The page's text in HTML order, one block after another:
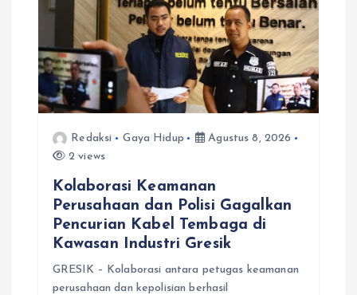
Redaksi Gaya Hidup
Agustus 8, 2026
2 views
Kolaborasi Keamanan
Perusahaan dan Polisi Gagalkan
Pencurian Kabel Tembaga di
Kawasan Industri Gresik
GRESIK – Kolaborasi antara petugas keamanan
perusahaan dan kepolisian berhasil